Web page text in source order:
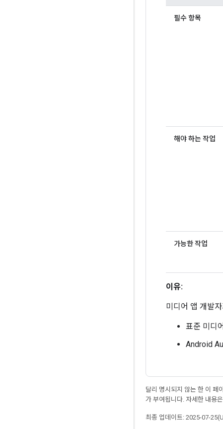
필수 항목
해야 하는 작업
가능한 작업
이유:
미디어 앱 개발
표준 미디
Android
달리 명시되지 않는 한 이 페
가 부여됩니다. 자세한 내용은
최종 업데이트: 2025-07-